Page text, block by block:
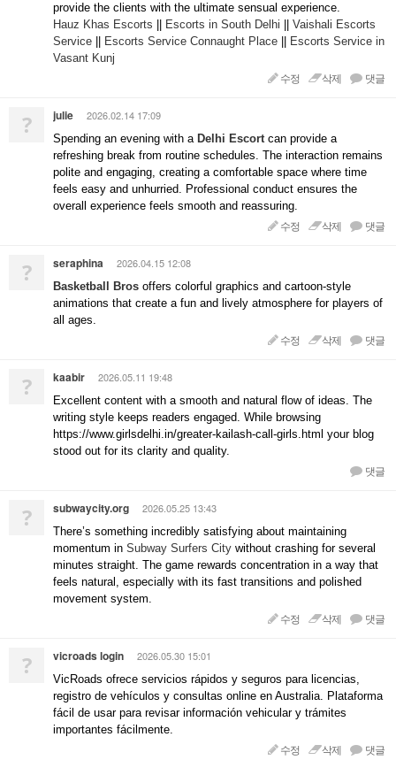
provide the clients with the ultimate sensual experience.
Hauz Khas Escorts
Escorts in South Delhi
Vaishali Escorts
Service
Escorts Service Connaught Place
Escorts Service in
Vasant Kunj
수정 삭제 댓글
? julie 2026.02.14 17:09
Spending an evening with a Delhi Escortcan provide a
refreshing break from routine schedules. The interaction remains
polite and engaging, creating a comfortable space where time
feels easy and unhurried. Professional conduct ensures the
overall experience feels smooth and reassuring.
수정 삭제 댓글
? seraphina 2026.04.15 12:08
Basketball Bros offers colorful graphics and cartoon-style
animations that create a fun and lively atmosphere for players of
all ages.
수정 삭제 댓글
? kaabir 2026.05.11 19:48
Excellent content with a smooth and natural flow of ideas. The
writing style keeps readers engaged. While browsing
https://www.girlsdelhi.in/greater-kailash-call-girls.html your blog
stood out for its clarity and quality.
댓글
? subwaycity.org 2026.05.25 13:43
There’s something incredibly satisfying about maintaining
momentum in Subway Surfers City without crashing for several
minutes straight. The game rewards concentration in a way that
feels natural, especially with its fast transitions and polished
movement system.
수정 삭제 댓글
? vicroads login 2026.05.30 15:01
VicRoads ofrece servicios rápidos y seguros para licencias,
registro de vehículos y consultas online en Australia. Plataforma
fácil de usar para revisar información vehicular y trámites
importantes fácilmente.
수정 삭제 댓글